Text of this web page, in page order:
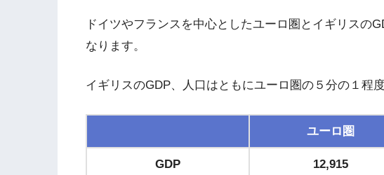
ドイツやフランスを中心としたユーロ圏とイギリスの
なります。
イギリスのGDP、人口はともにユーロ圏の５分の１程度
ユーロ圏
GDP 12,915